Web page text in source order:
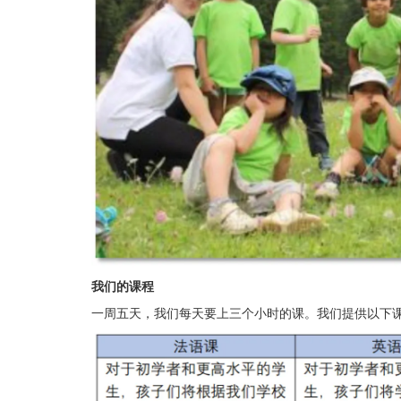
我们的课程
一周五天，我们每天要上三个小时的课。我们提供以下